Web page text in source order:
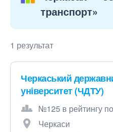
транспорт»
1 результат
Черкаський
університет (ЧДТУ)
№125 в рейтингу по
Черкаси